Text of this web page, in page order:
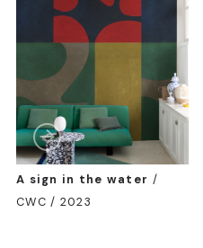
A sign in the water /
CWC / 2023